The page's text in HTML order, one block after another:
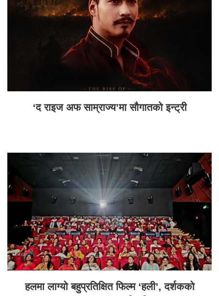
‘द राइज अफ साम्राज्य’मा सौगातको इन्ट्री
हलमा लाग्यो बहुप्रतिक्षित फिल्म ‘हली’, दर्शकको